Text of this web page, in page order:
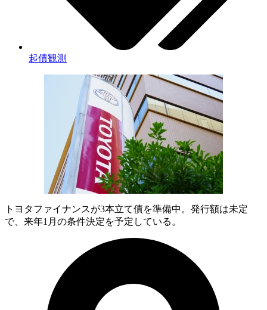
起債観測
トヨタファイナンスが3本立て債を準備中。発行額は未定
で、来年1月の条件決定を予定している。